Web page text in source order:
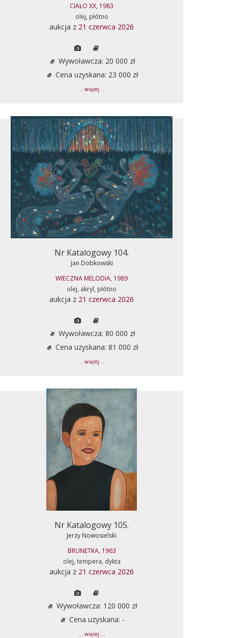
CIAŁO XX, 1983
olej, płótno
aukcja z 21 czerwca 2026
Wywoławcza: 20 000 zł
Cena uzyskana: 23 000 zł
... więcej ...
Nr Katalogowy 104.
Jan Dobkowski
WIECZNA MELODIA, 1989
olej, akryl, płótno
aukcja z 21 czerwca 2026
Wywoławcza: 80 000 zł
Cena uzyskana: 81 000 zł
... więcej ...
Nr Katalogowy 105.
Jerzy Nowosielski
BRUNETKA, 1963
olej, tempera, dykta
aukcja z 21 czerwca 2026
Wywoławcza: 120 000 zł
Cena uzyskana: -
... więcej ...